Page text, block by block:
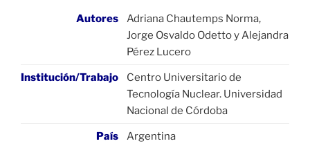
Autores
Adriana Chautemps Norma,
Jorge Osvaldo Odetto y Alejandra
Pérez Lucero
Institución/Trabajo
Centro Universitario de
Tecnología Nuclear. Universidad
Nacional de Córdoba
País Argentina